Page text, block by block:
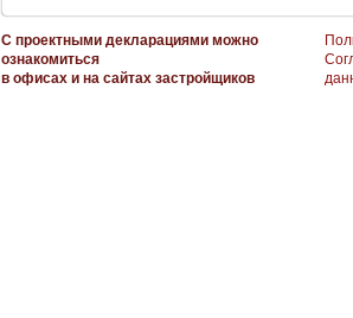
С проектными декларациями можно
ознакомиться
в офисах и на сайтах застройщиков